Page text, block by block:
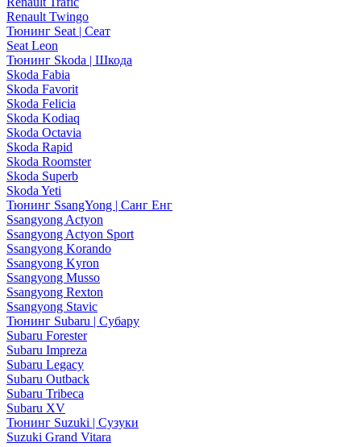
Renault Twingo
Тюнинг Seat | Сеат
Seat Leon
Тюнинг Skoda | Шкода
Skoda Fabia
Skoda Favorit
Skoda Felicia
Skoda Kodiaq
Skoda Octavia
Skoda Rapid
Skoda Roomster
Skoda Superb
Skoda Yeti
Тюнинг SsangYong | Санг Енг
Ssangyong Actyon
Ssangyong Actyon Sport
Ssangyong Korando
Ssangyong Kyron
Ssangyong Musso
Ssangyong Rexton
Ssangyong Stavic
Тюнинг Subaru | Субару
Subaru Forester
Subaru Impreza
Subaru Legacy
Subaru Outback
Subaru Tribeca
Subaru XV
Тюнинг Suzuki | Сузуки
Suzuki Grand Vitara